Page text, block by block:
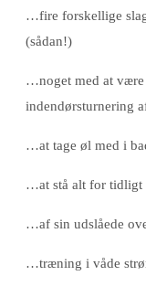
…fire forskellige
(sådan!)
…noget med at
indendørsturnering
…at tage øl med i
…at stå alt for tidligt
…af sin udslåede
…træning i våde